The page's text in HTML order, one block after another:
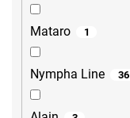
Mataro 1
Nympha Line 36